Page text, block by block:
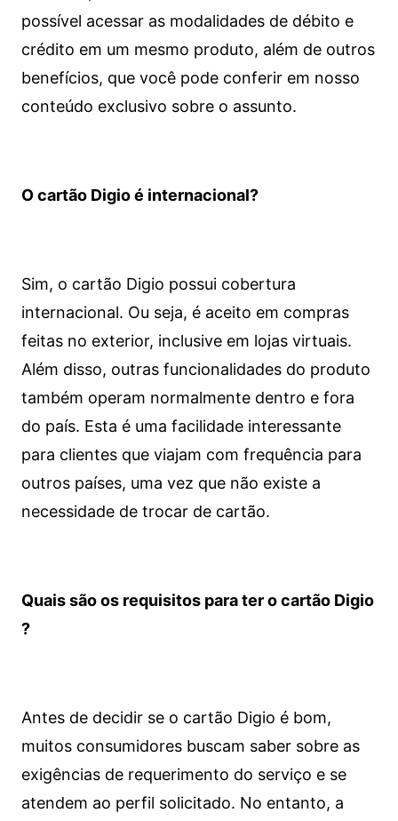
possível acessar as modalidades de débito e
crédito em um mesmo produto, além de outros
benefícios, que você pode conferir em nosso
conteúdo exclusivo sobre o assunto.
O cartão Digio é internacional?
Sim, o cartão Digio possui cobertura
internacional. Ou seja, é aceito em compras
feitas no exterior, inclusive em lojas virtuais.
Além disso, outras funcionalidades do produto
também operam normalmente dentro e fora
do país. Esta é uma facilidade interessante
para clientes que viajam com frequência para
outros países, uma vez que não existe a
necessidade de trocar de cartão.
Quais são os requisitos para ter o cartão Digio
?
Antes de decidir se o cartão Digio é bom,
muitos consumidores buscam saber sobre as
exigências de requerimento do serviço e se
atendem ao perfil solicitado. No entanto, a